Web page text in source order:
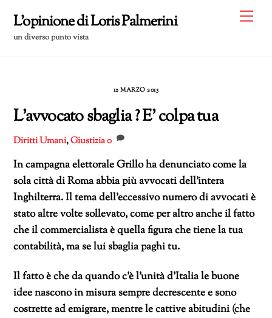
content
L'opinione di Loris Palmerini
un diverso punto vista
12 MARZO 2013
L’avvocato sbaglia ? E’ colpa tua
Diritti Umani,Giustizia0
In campagna elettorale Grillo ha denunciato come la
sola città di Roma abbia più avvocati dell’intera
Inghilterra. Il tema dell’eccessivo numero di avvocati è
stato altre volte sollevato, come per altro anche il fatto
che il commercialista è quella figura che tiene la tua
contabilità, ma se lui sbaglia paghi tu.
Il fatto è che da quando c’è l’unità d’Italia le buone
idee nascono in misura sempre decrescente e sono
costrette ad emigrare, mentre le cattive abitudini (che